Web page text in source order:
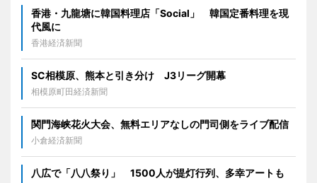
香港・九龍塘に韓国料理店「Social」 韓国定番料理を現
代風に
香港経済新聞
SC相模原、熊本と引き分け J3リーグ開幕
相模原町田経済新聞
関門海峡花火大会、無料エリアなしの門司側をライブ配信
小倉経済新聞
八広で「八八祭り」 1500人が提灯行列、多幸アートも